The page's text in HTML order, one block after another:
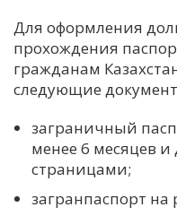
Для оформления
прохождения
гражданам
следующие
заграничный
менее 6 месяцев
страницами;
загранпаспорт на